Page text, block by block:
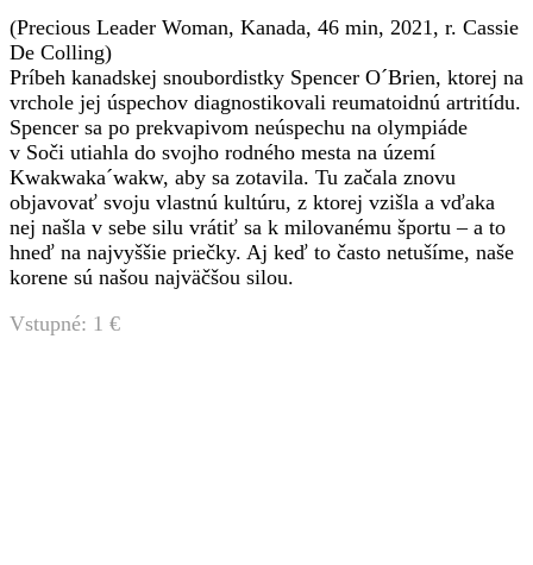
(Precious Leader Woman, Kanada, 46 min, 2021, r. Cassie
De Colling)
Príbeh kanadskej snoubordistky Spencer O´Brien, ktorej na
vrchole jej úspechov diagnostikovali reumatoidnú artritídu.
Spencer sa po prekvapivom neúspechu na olympiáde
v Soči utiahla do svojho rodného mesta na území
Kwakwaka´wakw, aby sa zotavila. Tu začala znovu
objavovať svoju vlastnú kultúru, z ktorej vzišla a vďaka
nej našla v sebe silu vrátiť sa k milovanému športu – a to
hneď na najvyššie priečky. Aj keď to často netušíme, naše
korene sú našou najväčšou silou.
Vstupné: 1 €